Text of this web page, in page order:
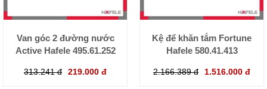
Van góc 2 đường nước
Active Hafele 495.61.252
313.241 đ 219.000 đ
Kệ để khăn tắm Fortune
Hafele 580.41.413
2.166.389 đ 1.516.000 đ